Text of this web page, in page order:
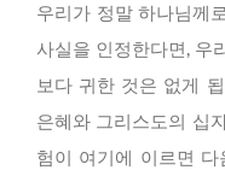
우리가 정말 하나님께
사실을 인정한다면, 우
보다 귀한 것은 없게
은혜와 그리스도의 십
험이 여기에 이르면